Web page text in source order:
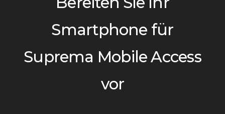
Smartphone für
Suprema Mobile Access
vor